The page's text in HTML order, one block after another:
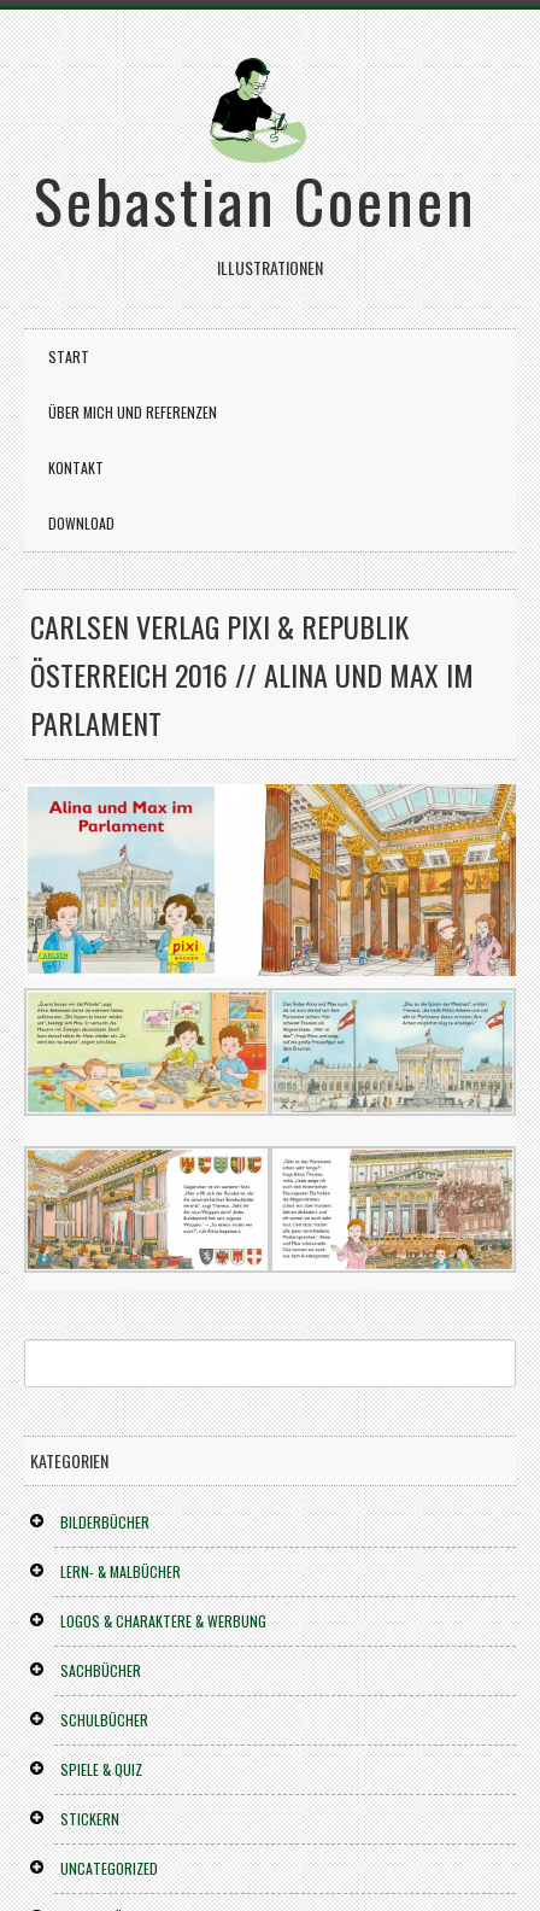
Sebastian Coenen
ILLUSTRATIONEN
START
ÜBER MICH UND REFERENZEN
KONTAKT
DOWNLOAD
CARLSEN VERLAG PIXI & REPUBLIK
ÖSTERREICH 2016 // ALINA UND MAX IM
PARLAMENT
KATEGORIEN
BILDERBÜCHER
LERN- & MALBÜCHER
LOGOS & CHARAKTERE & WERBUNG
SACHBÜCHER
SCHULBÜCHER
SPIELE & QUIZ
STICKERN
UNCATEGORIZED